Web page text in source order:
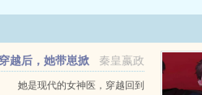
秦皇嬴政
越后，她带崽掀
翻玄王府
她是现代的女神医，穿越回到